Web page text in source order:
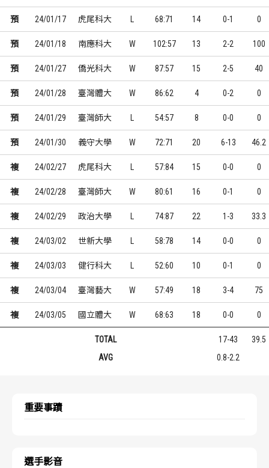
預 24/01/17 虎尾科大 68:71 14 0-1 0
預 24/01/18 南應科大 W 102:57 13 2-2 100
預 24/01/27 僑光科大 W 87:57 15 2-5 40
預 24/01/28 臺灣體大 W 86:62 4 0-2 0
預 24/01/29 臺灣師大 54:57 8 0-0 0
預 24/01/30 義守大學 W 72:71 20 6-13 46.2
複 24/02/27 虎尾科大 57:84 15 0-0 0
複 24/02/28 臺灣師大 W 80:61 16 0-1 0
複 24/02/29 政治大學 74:87 22 1-3 33.3
複 24/03/02 世新大學 58:78 14 0-0 0
複 24/03/03 健行科大 52:60 10 0-1 0
複 24/03/04 臺灣藝大 W 57:49 18 3-4 75
複 24/03/05 國立體大 W 68:63 18 0-0 0
TOTAL 17-43
39.5
AVG
0.8-2.2
重要事蹟
選手影音